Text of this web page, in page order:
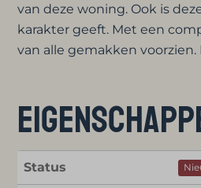
van deze woning. Ook is
karakter geeft. Met een
van alle gemakken
Status